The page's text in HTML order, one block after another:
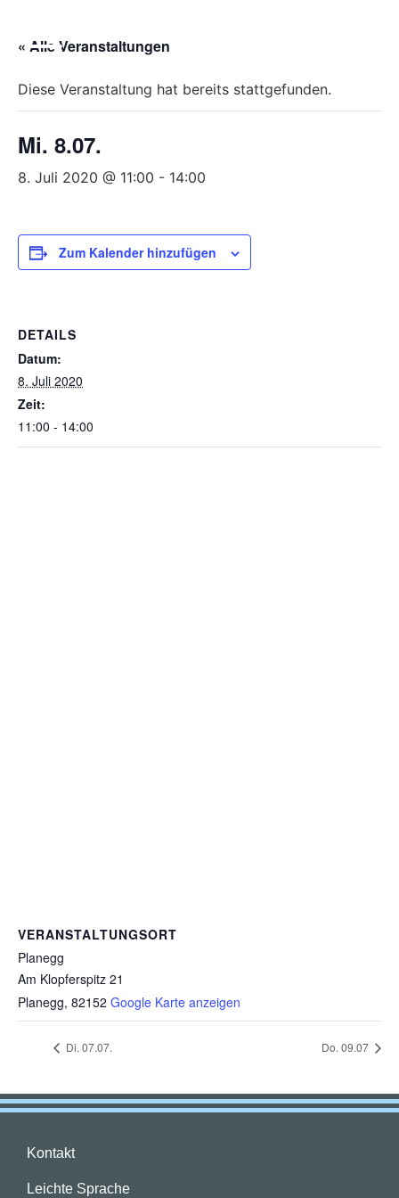
Sie,
diese
ein
verwendet.
« Alle Veranstaltungen
Diese Veranstaltung hat bereits stattgefunden.
Mi. 8.07.
8. Juli 2020 @ 11:00 - 14:00
Zum Kalender hinzufügen
DETAILS
Datum:
8. Juli 2020
Zeit:
11:00 - 14:00
VERANSTALTUNGSORT
Planegg
Am Klopferspitz 21
Planegg, 82152 Google Karte anzeigen
Di. 07.07. Do. 09.07
Kontakt
Leichte Sprache